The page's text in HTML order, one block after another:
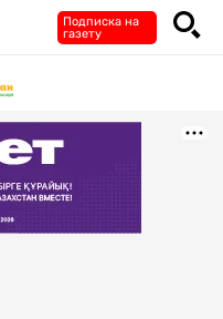
Подписка на
газету